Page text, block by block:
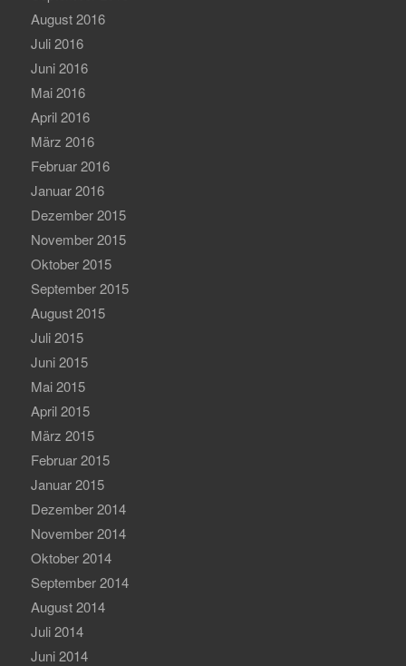
August 2016
Juli 2016
Juni 2016
Mai 2016
April 2016
März 2016
Februar 2016
Januar 2016
Dezember 2015
November 2015
Oktober 2015
September 2015
August 2015
Juli 2015
Juni 2015
Mai 2015
April 2015
März 2015
Februar 2015
Januar 2015
Dezember 2014
November 2014
Oktober 2014
September 2014
August 2014
Juli 2014
Juni 2014